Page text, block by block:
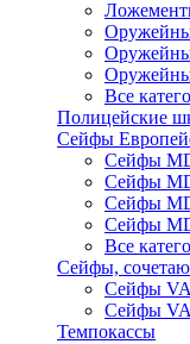
Все
Полицейские
Сейфы
Сейфы
Сейфы
Сейфы
Сейфы
Все
Сейфы,
Сейфы
Сейфы
Темпокассы